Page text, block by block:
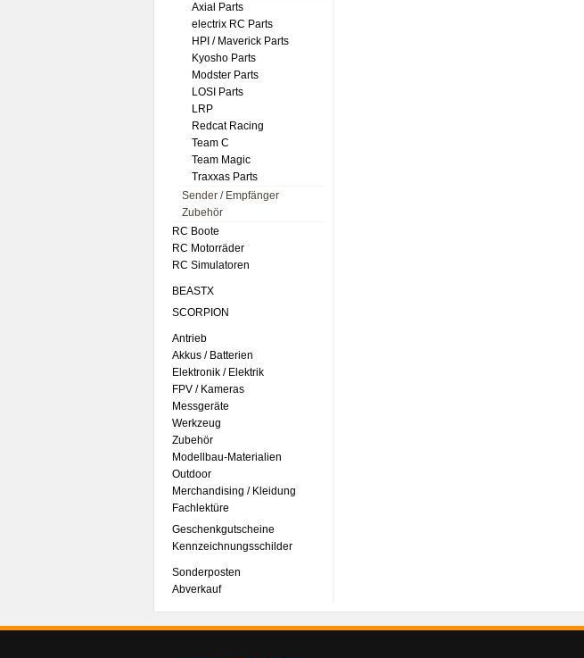
Axial Parts
electrix RC Parts
HPI / Maverick Parts
Kyosho Parts
Modster Parts
LOSI Parts
LRP
Redcat Racing
Team C
Team Magic
Traxxas Parts
Sender / Empfänger
Zubehör
RC Boote
RC Motorräder
RC Simulatoren
BEASTX
SCORPION
Antrieb
Akkus / Batterien
Elektronik / Elektrik
FPV / Kameras
Messgeräte
Werkzeug
Zubehör
Modellbau-Materialien
Outdoor
Merchandising / Kleidung
Fachlektüre
Geschenkgutscheine
Kennzeichnungsschilder
Sonderposten
Abverkauf